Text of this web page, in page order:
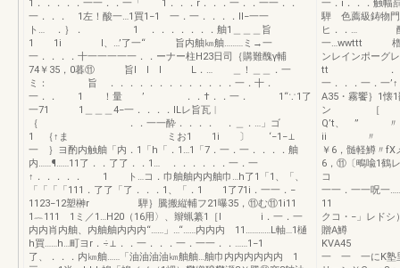
1．．．．．一一．．一「 1．．．r．．．一．．一一．．
一．．． 1左！酸一…1買1−1 一．一．．．．Il−一一
ト… ．｝． 1 ．．．．．．．舳1＿＿＿旨
1 1i I、…’了一“ 旨内舳㎞舳………ミ→一
一．．．．十一一一一一．．ーナー柱H23日司｛購難醜γ輔
74￥35，0暮⑪ 旨l l I L．… ＿！＿＿．一
ミ： 旨 ．．．．．．．．．．．．．一．十．
一．． 1 ！量 ’ ．．†．．一． 1“∵1了
一71 1＿＿＿4−一．．．．lLレ旨瓦︳
｛ ．．一一酔．．．． ．＿．…」ゴ
1 ｛↑ま ミお1 1i 〕 ‘−1−⊥
一 ｝ヨ酌内触舳「内．1「h「．1…1「7．一．一．．．．舳
内……¶……11了．．了了．．1… ．．．．．．一．一
↑．．．．． 1 ト…コ．巾舳舳内内舳巾…h了1「1、「、
「「「「111．了了「了．．．1、「．1 1了71i．一一．−
1123−12塑榊r 騨｝騰搬縦輔フ21曝35，⑪む⑪1i11
1︷111 1ミ／1…H20（16用〉、辮蝋纂1［l i．一．一
内内肖内舳、内舳舳内内内“……」…“……内内内 11…………L軸…1樋
h買……h…町ヨr．÷⊥．．一．．．一．一一．．……1−1
了、．．．内㎞舳……「油油油油㎞舳舳…舳巾内内内内内内 1
一．i．．．触
騨 色薦級鋳物
ヒ．．… 醐
一…wwttt 櫓 1
ンレインポー
tt ．．．．
一．．．一
A35・霧饗｝1
ン ［ 1 ｛
Q’t、 ” 〃 匹
ii 〃 ／ノ
￥6，髄軽鱒
6，⑪〔鴫喩1鶴
コ 〃一
一一．一一呪一
11 〃フ
クコ・−」レド
贈
KVA45
一 一 一にK塾